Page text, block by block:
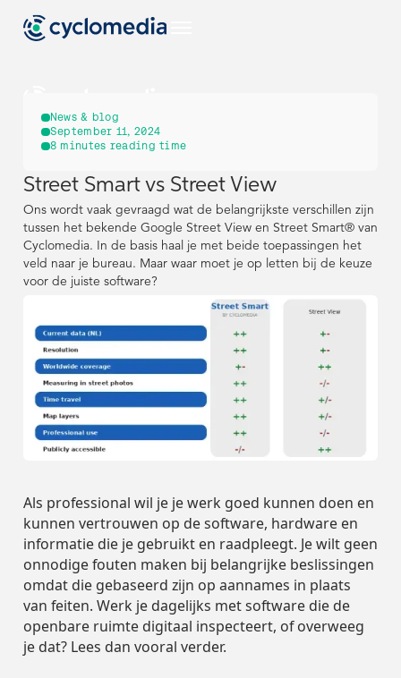
Case Studies
Webinars & Video's
Nieuws & Blog
Event Agenda
Street Smart
Over Cyclomedia
Bekijk onze
bedrijfsinformatie
Over Ons
Carrières
Contact
EU
US
DE
FR
PL
Login
Demo aanvragen
Bekijk alle branches
Bouw & Techniek
Overheid
Verzekeringen
Infrastructuur
Nutsbedrijven &
Energie
Telecommunicatie
Use Cases
Bekijk alle use-
cases
Bestrating &
Oppervlak
Smart City
Tax Assessment
Producten &
Technologieën
technologieën
Captured Data
Assets
Street Smart
Integrations & APIs
News & blog
September 11, 2024
8 minutes reading time
Street Smart vs Street View
Ons wordt vaak gevraagd wat de belangrijkste verschillen zijn
tussen het bekende Google Street View en Street Smart® van
Cyclomedia. In de basis haal je met beide toepassingen het
veld naar je bureau. Maar waar moet je op letten bij de keuze
voor de juiste software?
Als professional wil je je werk goed kunnen doen en
kunnen vertrouwen op de software, hardware en
informatie die je gebruikt en raadpleegt. Je wilt geen
onnodige fouten maken bij belangrijke beslissingen
omdat die gebaseerd zijn op aannames in plaats
van feiten. Werk je dagelijks met software die de
openbare ruimte digitaal inspecteert, of overweeg
je dat? Lees dan vooral verder.
Resources
Bekijk alle bronnen
Webinars & Video's
Nieuws & Blog
Event Agenda
Street Smart
Over Cyclomedia
Bekijk onze
bedrijfsinformatie
Contact
NL
EU
US
NL
DE
PL
Login
Demo aanvragen
Sectoren
Bekijk alle branches
Bouw & Techniek
Verzekeringen
Infrastructuur
Nutsbedrijven &
Energie
Use Cases
cases
Asset Management
Bestrating &
Oppervlak
Smart City
Technologieën
Bekijk al onze
producten &
Captured Data
Assets
Street Smart
Resources
Bekijk alle bronnen
Webinars & Video's
Nieuws & Blog
Event Agenda
Street Smart
Over Cyclomedia
Bekijk onze
bedrijfsinformatie
Contact
NL
EU
US
NL
DE
PL
Login
Demo aanvragen
Sectoren
Bekijk alle branches
Bouw & Techniek
Verzekeringen
Infrastructuur
Nutsbedrijven &
Energie
Use Cases
cases
Asset Management
Bestrating &
Oppervlak
Smart City
Technologieën
Bekijk al onze
producten &
Captured Data
Assets
Street Smart